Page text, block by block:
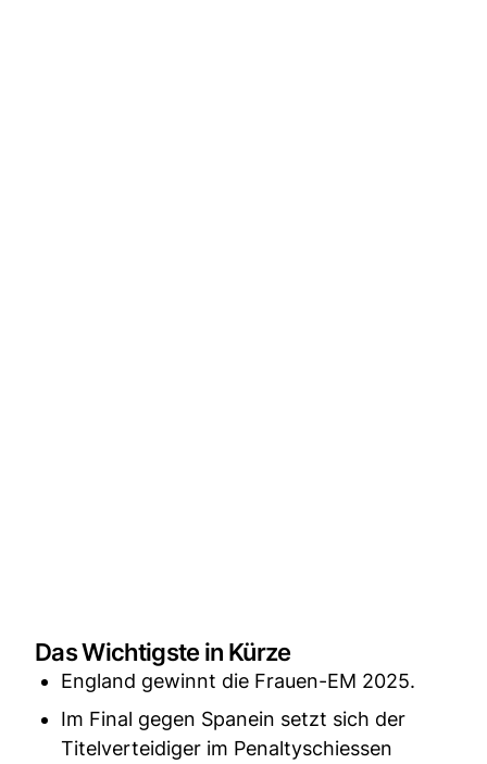
Das Wichtigste in Kürze
England gewinnt die Frauen-EM 2025.
Im Final gegen Spanein setzt sich der
Titelverteidiger im Penaltyschiessen